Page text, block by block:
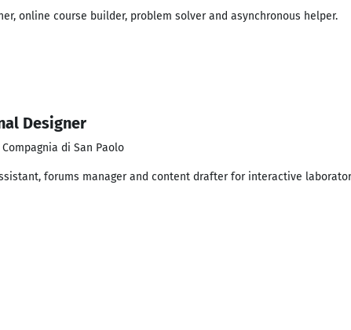
online course builder, problem solver and asynchronous helper.
Designer
di San Paolo
forums manager and content drafter for interactive